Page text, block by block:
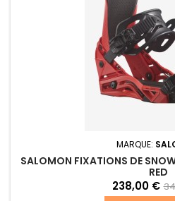
MARQUE:
SALOMON FIXATIONS DE
RED
238,00 €